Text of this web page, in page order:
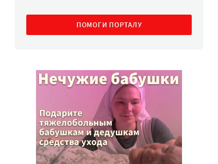
ПОМОГИ ПОРТАЛУ